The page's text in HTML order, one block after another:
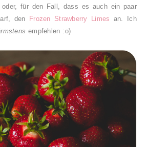
oder, für den Fall, dass es auch ein paar
den
Frozen Strawberry Limes an. Ich
empfehlen :o)